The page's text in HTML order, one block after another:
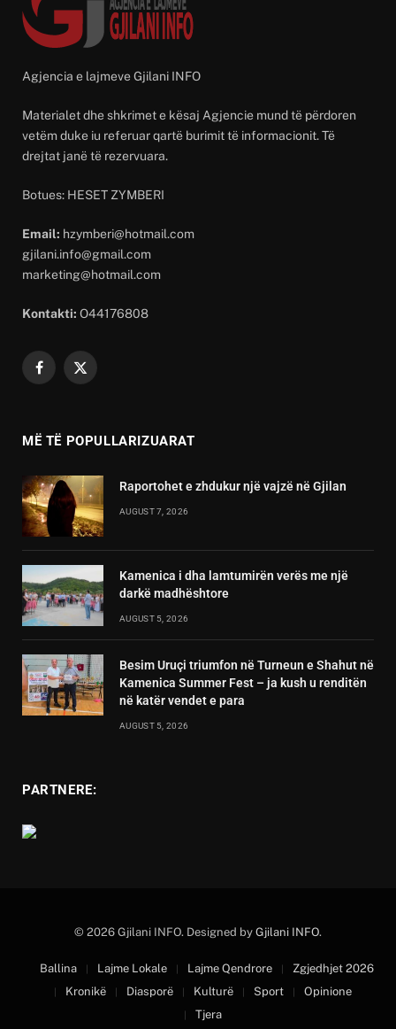
Agjencia e lajmeve Gjilani INFO
Materialet dhe shkrimet e kësaj Agjencie mund të përdoren
vetëm duke iu referuar qartë burimit të informacionit. Të
drejtat janë të rezervuara.
Botues: HESET ZYMBERI
Email: hzymberi@hotmail.com
gjilani.info@gmail.com
marketing@hotmail.com
Kontakti: O44176808
Facebook
X
MË TË POPULLARIZUARAT
Raportohet e zhdukur një vajzë në Gjilan
AUGUST 7, 2026
Kamenica i dha lamtumirën verës me një
darkë madhështore
AUGUST 5, 2026
Besim Uruçi triumfon në Turneun e Shahut në
Kamenica Summer Fest – ja kush u renditën
në katër vendet e para
AUGUST 5, 2026
PARTNERE:
© 2026 Gjilani INFO. Designed by Gjilani INFO.
Ballina Lajme Lokale Lajme Qendrore
Zgjedhjet 2026
Kronikë
Diasporë Kulturë Sport
Opinione
Tjera